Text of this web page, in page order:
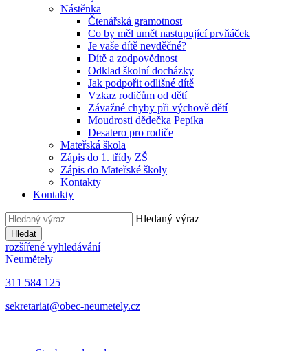
Nástěnka
Čtenářská gramotnost
Co by měl umět nastupující prvňáček
Je vaše dítě nevděčné?
Dítě a zodpovědnost
Odklad školní docházky
Jak podpořit odlišné dítě
Vzkaz rodičům od dětí
Závažné chyby při výchově dětí
Moudrosti dědečka Pepíka
Desatero pro rodiče
Mateřská škola
Zápis do 1. třídy ZŠ
Zápis do Mateřské školy
Kontakty
Kontakty
Hledaný výraz
Hledat
rozšířené vyhledávání
Neumětely
311 584 125
sekretariat@obec-neumetely.cz